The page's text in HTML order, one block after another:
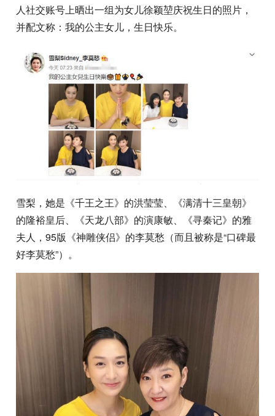
人社交账号上晒出一组为女儿徐颖堃庆祝生日的照片，
并配文称：我的公主女儿，生日快乐。
雪梨，她是《千王之王》的洪莹莹、《满清十三皇朝》
的隆裕皇后、《天龙八部》的演康敏、《寻秦记》的雅
夫人，95版《神雕侠侣》的李莫愁（而且被称是“口碑最
好李莫愁”）。